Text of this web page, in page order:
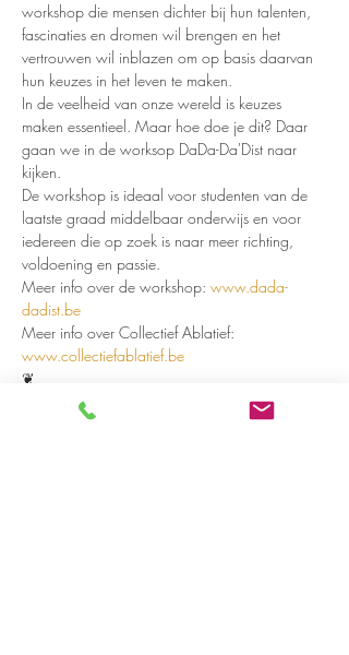
workshop die mensen dichter bij hun talenten,
fascinaties en dromen wil brengen en het
vertrouwen wil inblazen om op basis daarvan
hun keuzes in het leven te maken.
In de veelheid van onze wereld is keuzes
maken essentieel. Maar hoe doe je dit? Daar
gaan we in de worksop DaDa-Da'Dist naar
kijken.
De workshop is ideaal voor studenten van de
laatste graad middelbaar onderwijs en voor
iedereen die op zoek is naar meer richting,
voldoening en passie.
Meer info over de workshop: www.dada-
dadist.be
Meer info over Collectief Ablatief:
www.collectiefablatief.be
❦
Read more >